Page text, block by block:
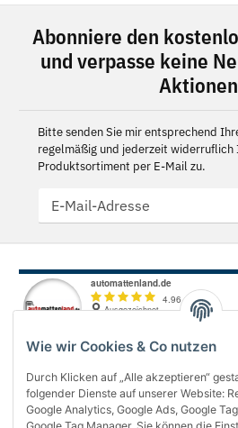
Wie wir Cookies & Co nutzen
Durch Klicken auf „Alle akzeptieren“
folgender Dienste auf unserer Website:
Google Analytics, Google Ads, Google
Abonniere den
und verpasse keine
Bitte senden Sie mir entsprechend
regelmäßig und jederzeit widerruflich
Produktsortiment per E-Mail zu.
Über uns